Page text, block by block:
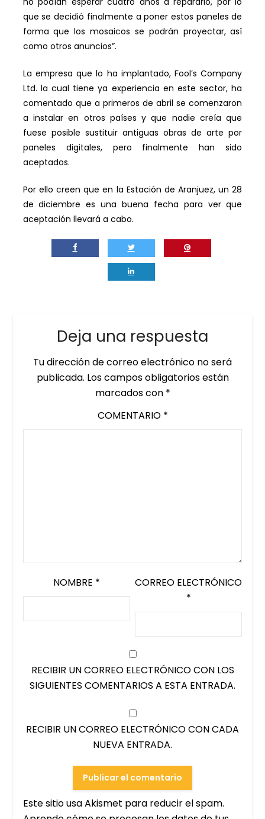
que se decidió finalmente a poner estos paneles de
forma que los mosaicos se podrán proyectar, así
como otros anuncios”.
La empresa que lo ha implantado, Fool’s Company
Ltd. la cual tiene ya experiencia en este sector, ha
comentado que a primeros de abril se comenzaron
a instalar en otros países y que nadie creía que
fuese posible sustituir antiguas obras de arte por
paneles digitales, pero finalmente han sido
aceptados.
Por ello creen que en la Estación de Aranjuez, un 28
de diciembre es una buena fecha para ver que
aceptación llevará a cabo.
Deja una respuesta
Tu dirección de correo electrónico no será
publicada. Los campos obligatorios están
marcados con *
COMENTARIO *
NOMBRE *
CORREO ELECTRÓNICO
*
RECIBIR UN CORREO ELECTRÓNICO CON LOS
SIGUIENTES COMENTARIOS A ESTA ENTRADA.
RECIBIR UN CORREO ELECTRÓNICO CON CADA
NUEVA ENTRADA.
Este sitio usa Akismet para reducir el spam.